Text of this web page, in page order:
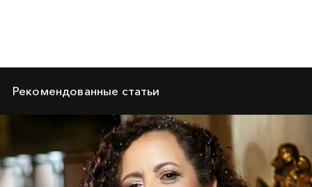
Рекомендованные статьи